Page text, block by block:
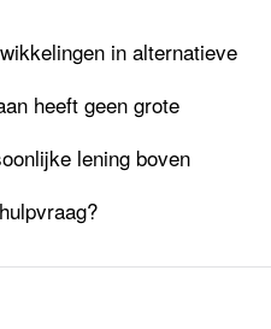
in alternatieve
heeft geen grote
lening boven